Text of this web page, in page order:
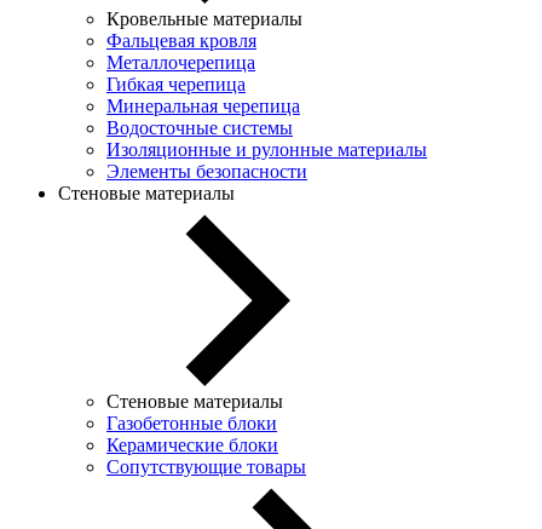
Кровельные материалы
Фальцевая кровля
Металлочерепица
Гибкая черепица
Минеральная черепица
Водосточные системы
Изоляционные и рулонные материалы
Элементы безопасности
Стеновые материалы
Стеновые материалы
Газобетонные блоки
Керамические блоки
Сопутствующие товары